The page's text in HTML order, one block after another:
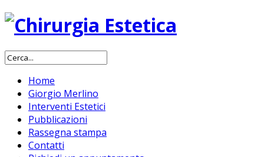
Home
Giorgio Merlino
Interventi Estetici
Pubblicazioni
Rassegna stampa
Contatti